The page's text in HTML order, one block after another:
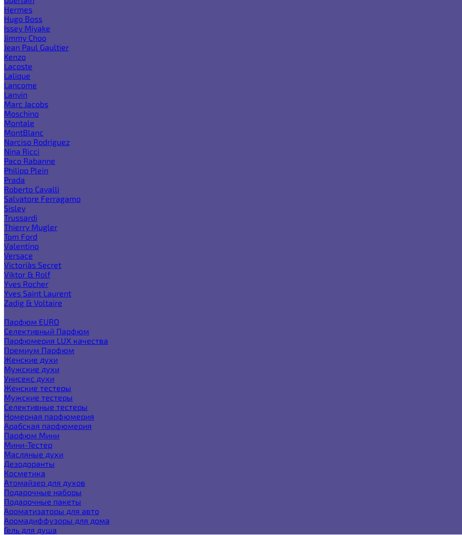
Hermes
Hugo Boss
Issey Miyake
Jimmy Choo
Jean Paul Gaultier
Kenzo
Lacoste
Lalique
Lancome
Lanvin
Marc Jacobs
Moschino
Montale
MontBlanc
Narciso Rodriguez
Nina Ricci
Paco Rabanne
Philipp Plein
Prada
Roberto Cavalli
Salvatore Ferragamo
Sisley
Trussardi
Thierry Mugler
Tom Ford
Valentino
Versace
Victoria`s Secret
Viktor & Rolf
Yves Rocher
Yves Saint Laurent
Zadig & Voltaire
Парфюм EURO
Селективный Парфюм
Парфюмерия LUX качества
Премиум Парфюм
Женские духи
Мужские духи
Унисекс духи
Женские тестеры
Мужские тестеры
Селективные тестеры
Номерная парфюмерия
Арабская парфюмерия
Парфюм Мини
Мини-Тестер
Масляные духи
Дезодоранты
Косметика
Атомайзер для духов
Подарочные наборы
Подарочные пакеты
Ароматизаторы для авто
Аромадиффузоры для дома
Гель для душа